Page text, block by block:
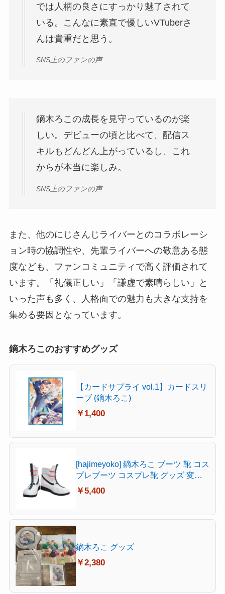
では人柄の良さにすっかり魅了されて
いる。こんなに素直で優しいVTuberさ
んは貴重だと思う。
SNS上のファンの声
鏑木ろこの成長を見守っているのが楽
しい。デビューの頃と比べて、配信ス
キルもどんどん上がっているし、これ
からが本当に楽しみ。
SNS上のファンの声
また、他のにじさんじライバーとのコラボレーシ
ョン時の協調性や、先輩ライバーへの敬意ある態
度なども、ファンコミュニティで高く評価されて
います。「礼儀正しい」「謙虚で素晴らしい」と
いった声も多く、人格面での魅力も大きな支持を
集める要因となっています。
鏑木ろこのおすすめグッズ
【カードサプライ vol.1】カードスリ
ーブ (鏑木ろこ)
￥1,400
[hajimeyoko] 鏑木ろこ ブーツ 靴 コス
プレブーツ コスプレ靴 グッズ 変装
用 コスチューム 仮装 文化祭 イベン
ト ハロウィン 学園祭 (26.5 cm)
￥5,400
鏑木ろこ グッズ
￥2,380